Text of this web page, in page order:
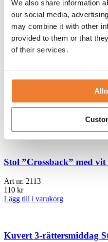
We also share information
our social media,
may combine it with other
provided to them or that
of their services.
Stol ”Bistro”
2115
110 kr
Lägg till i varukorg
Stol ”Crossback” med
Art nr.2114
Stol ”Crossback” med
Art nr. 2113
110 kr
Lägg till i varukorg
Kuvert 3-rättersmiddag